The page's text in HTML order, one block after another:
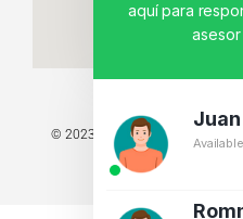
© 2023 TODOS LOS DERECHOS
aquí para
Juan
Available